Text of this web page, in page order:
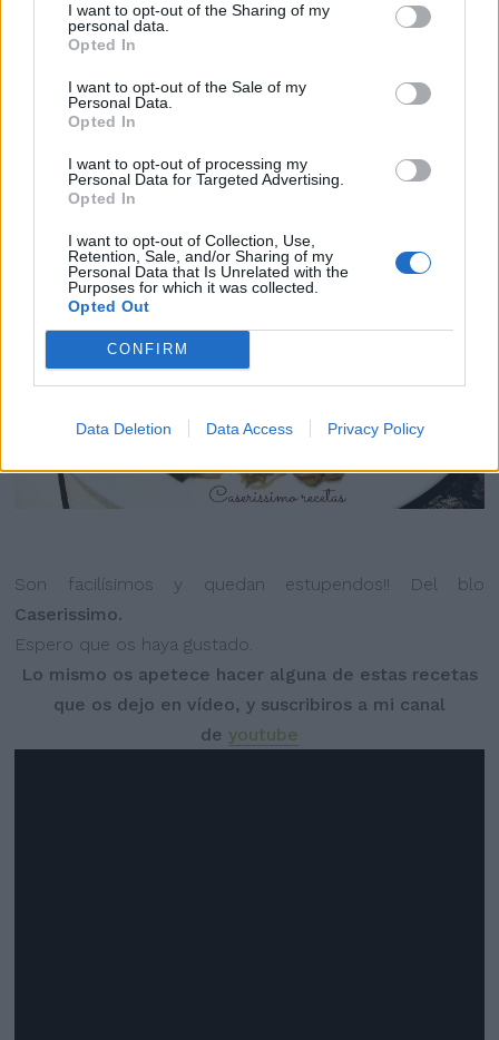
I want to opt-out of the Sharing of my
personal data.
Opted In
I want to opt-out of the Sale of my
Personal Data.
Opted In
I want to opt-out of processing my
Personal Data for Targeted Advertising.
Opted In
I want to opt-out of Collection, Use,
Retention, Sale, and/or Sharing of my
Personal Data that Is Unrelated with the
Purposes for which it was collected.
Opted Out
CONFIRM
Data Deletion Data Access Privacy Policy
Son facilísimos y quedan estupendos!! Del blo
Caserissimo.
Espero que os haya gustado.
Lo mismo os apetece hacer alguna de estas recetas
que os dejo en vídeo, y suscribiros a mi canal
de youtube